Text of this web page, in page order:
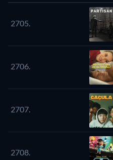
2705.
2706.
2707.
2708.